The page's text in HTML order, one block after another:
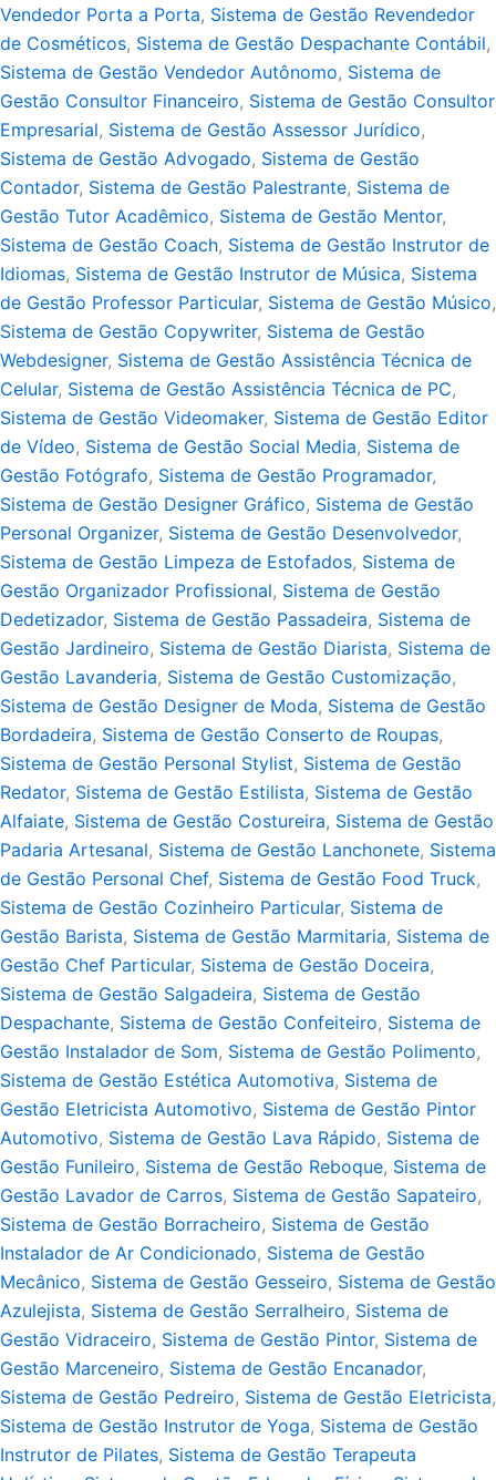
Vendedor Porta a Porta, Sistema de Gestão Revendedor
de Cosméticos, Sistema de Gestão Despachante Contábil,
Sistema de Gestão Vendedor Autônomo, Sistema de
Gestão Consultor Financeiro, Sistema de Gestão Consultor
Empresarial, Sistema de Gestão Assessor Jurídico,
Sistema de Gestão Advogado, Sistema de Gestão
Contador, Sistema de Gestão Palestrante, Sistema de
Gestão Tutor Acadêmico, Sistema de Gestão Mentor,
Sistema de Gestão Coach, Sistema de Gestão Instrutor de
Idiomas, Sistema de Gestão Instrutor de Música, Sistema
de Gestão Professor Particular, Sistema de Gestão Músico,
Sistema de Gestão Copywriter, Sistema de Gestão
Webdesigner, Sistema de Gestão Assistência Técnica de
Celular, Sistema de Gestão Assistência Técnica de PC,
Sistema de Gestão Videomaker, Sistema de Gestão Editor
de Vídeo, Sistema de Gestão Social Media, Sistema de
Gestão Fotógrafo, Sistema de Gestão Programador,
Sistema de Gestão Designer Gráfico, Sistema de Gestão
Personal Organizer, Sistema de Gestão Desenvolvedor,
Sistema de Gestão Limpeza de Estofados, Sistema de
Gestão Organizador Profissional, Sistema de Gestão
Dedetizador, Sistema de Gestão Passadeira, Sistema de
Gestão Jardineiro, Sistema de Gestão Diarista, Sistema de
Gestão Lavanderia, Sistema de Gestão Customização,
Sistema de Gestão Designer de Moda, Sistema de Gestão
Bordadeira, Sistema de Gestão Conserto de Roupas,
Sistema de Gestão Personal Stylist, Sistema de Gestão
Redator, Sistema de Gestão Estilista, Sistema de Gestão
Alfaiate, Sistema de Gestão Costureira, Sistema de Gestão
Padaria Artesanal, Sistema de Gestão Lanchonete, Sistema
de Gestão Personal Chef, Sistema de Gestão Food Truck,
Sistema de Gestão Cozinheiro Particular, Sistema de
Gestão Barista, Sistema de Gestão Marmitaria, Sistema de
Gestão Chef Particular, Sistema de Gestão Doceira,
Sistema de Gestão Salgadeira, Sistema de Gestão
Despachante, Sistema de Gestão Confeiteiro, Sistema de
Gestão Instalador de Som, Sistema de Gestão Polimento,
Sistema de Gestão Estética Automotiva, Sistema de
Gestão Eletricista Automotivo, Sistema de Gestão Pintor
Automotivo, Sistema de Gestão Lava Rápido, Sistema de
Gestão Funileiro, Sistema de Gestão Reboque, Sistema de
Gestão Lavador de Carros, Sistema de Gestão Sapateiro,
Sistema de Gestão Borracheiro, Sistema de Gestão
Instalador de Ar Condicionado, Sistema de Gestão
Mecânico, Sistema de Gestão Gesseiro, Sistema de Gestão
Azulejista, Sistema de Gestão Serralheiro, Sistema de
Gestão Vidraceiro, Sistema de Gestão Pintor, Sistema de
Gestão Marceneiro, Sistema de Gestão Encanador,
Sistema de Gestão Pedreiro, Sistema de Gestão Eletricista,
Sistema de Gestão Instrutor de Yoga, Sistema de Gestão
Instrutor de Pilates, Sistema de Gestão Terapeuta